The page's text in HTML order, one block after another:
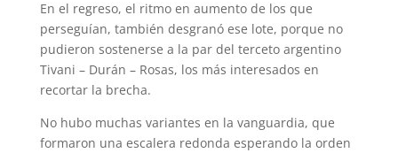
En el regreso, el ritmo en aumento de los que
perseguían, también desgranó ese lote, porque no
pudieron sostenerse a la par del terceto argentino
Tivani – Durán – Rosas, los más interesados en
recortar la brecha.
No hubo muchas variantes en la vanguardia, que
formaron una escalera redonda esperando la orden